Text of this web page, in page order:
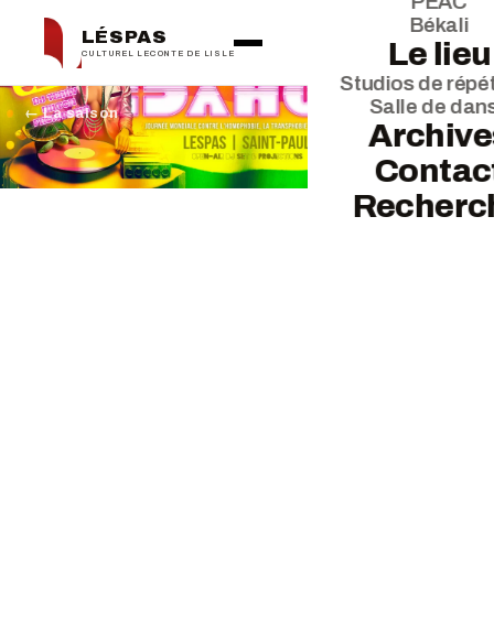
LÉSPAS
CULTUREL LECONTE DE LISLE
Békali
Le lieu
Studios de
Salle de
← La saison